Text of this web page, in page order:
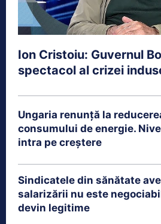
Ion Cristoiu: Guvernul
spectacol al crizei
Ungaria renunță la
consumului de energie.
intra pe creștere
Sindicatele din sănătate
salarizării nu este
devin legitime